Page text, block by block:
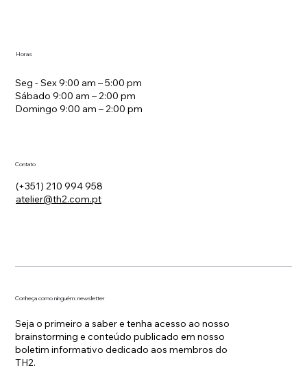
Horas
Seg - Sex 9:00 am – 5:00 pm
Sábado 9:00 am – 2:00 pm
Domingo 9:00 am – 2:00 pm
Contato
(+351) 210 994 958
atelier@th2.com.pt
Conheça como ninguém: newsletter
Seja o primeiro a saber e tenha acesso ao nosso
brainstorming e conteúdo publicado em nosso
boletim informativo dedicado aos membros do
TH2.